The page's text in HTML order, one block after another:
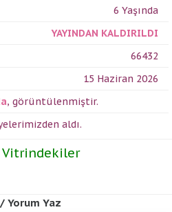
6 Yaşında
YAYINDAN KALDIRILDI
66432
15 Haziran 2026
, görüntülenmiştir.
aldı.
Vitrindekiler
Yorum Yaz